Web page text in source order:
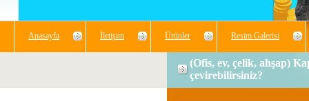
Anasayfa İletişim Ürünler Resim Galerisi
(Ofis, ev, çelik, ahşap)
çevirebilirsiniz?